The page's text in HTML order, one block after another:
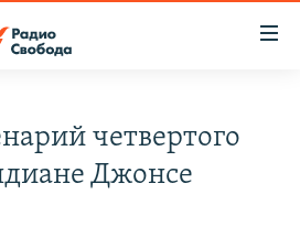
четвертого
Джонсе